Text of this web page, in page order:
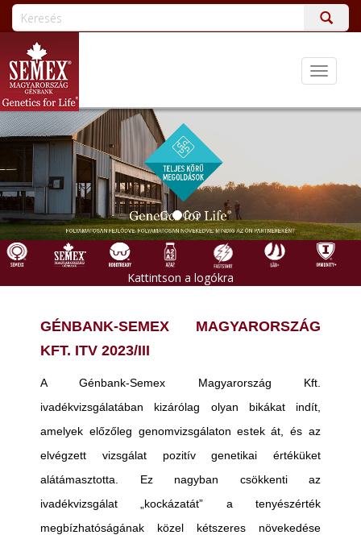
Toggle
Kattintson a logókra
GÉNBANK-SEMEX MAGYARORSZÁG
KFT. ITV 2023/III
A Génbank-Semex Magyarország Kft.
ivadékvizsgálatában kizárólag olyan bikákat indít,
amelyek előzőleg genomvizsgálaton estek át, és az
elvégzett vizsgálat pozitív genetikai értéküket
alátámasztotta. Ez nagyban csökkenti az
ivadékvizsgálat „kockázatát” a tenyészérték
megbízhatóságának közel kétszeres növekedése